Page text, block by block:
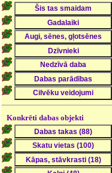
Konkrēti dabas objekti